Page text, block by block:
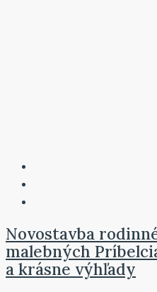
Novostavba
malebných
a krásne výhľady